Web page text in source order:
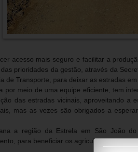
acesso mais seguro e facilitar a
prioridades da gestão, através da
de Transporte, para deixar as estradas
por meio de uma equipe eficiente, tem
das estradas vicinais, aproveitando a
mas as vezes são obrigados a
a região da Estrela em São João
para beneficiar os agricultores daquela